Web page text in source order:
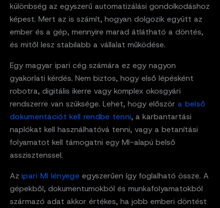
különbség az egyszerű automatizálási gondolkodáshoz
képest. Mert az is számít, hogyan dolgozik együtt az
ember és a gép, mennyire marad átlátható a döntés,
és mitől lesz stabilabb a vállalat működése.
Egy magyar ipari cég számára ez egy nagyon
gyakorlati kérdés. Nem biztos, hogy első lépésként
robotra, digitális ikerre vagy komplex okosgyári
rendszerre van szüksége. Lehet, hogy először a belső
dokumentációt kell rendbe tenni, a karbantartási
naplókat kell használhatóvá tenni, vagy a betanítási
folyamatot kell támogatni egy MI-alapú belső
asszisztenssel.
Az ipari MI lényegeegyszerűen így foglalható össze. A
gépekből, dokumentumokból és munkafolyamatokból
származó adat akkor értékes, ha jobb emberi döntést